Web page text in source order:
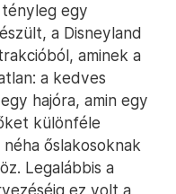
tényleg egy
a Disneyland
aminek a
a kedves
hajóra, amin egy
különféle
őslakosoknak
Legalábbis a
ez volt a